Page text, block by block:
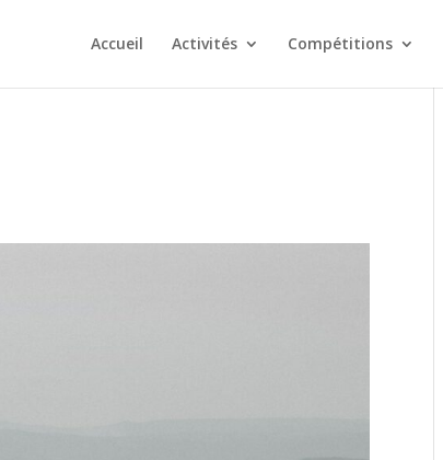
Accueil Activités Compétitions